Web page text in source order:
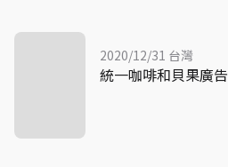
2020/12/31 台灣
統一咖啡和貝果廣告